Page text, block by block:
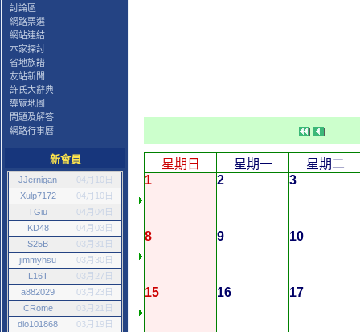
討論區
網路票選
網站連結
本家探討
省地族譜
友站新聞
許氏大辭典
導覽地圖
問題及解答
網路行事曆
新會員
JJernigan
04月10日
Xulp7172
04月10日
TGiu
04月04日
KD48
04月03日
S25B
03月31日
jimmyhsu
03月30日
L16T
03月27日
a882029
03月23日
CRome
03月21日
dio101868
03月19日
星期日 星期一
星期二
1
2 3
8 9 10
15 16 17